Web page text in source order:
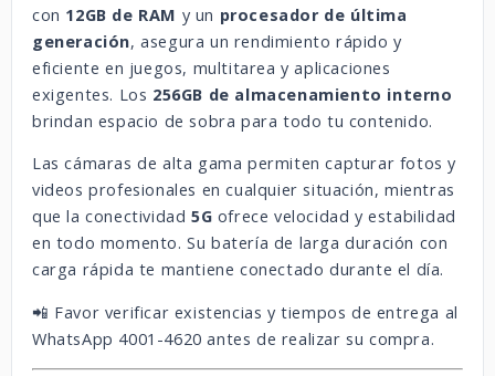
con 12GB de RAM y un procesador de última
generación, asegura un rendimiento rápido y
eficiente en juegos, multitarea y aplicaciones
exigentes. Los 256GB de almacenamiento interno
brindan espacio de sobra para todo tu contenido.
Las cámaras de alta gama permiten capturar fotos y
videos profesionales en cualquier situación, mientras
que la conectividad 5G ofrece velocidad y estabilidad
en todo momento. Su batería de larga duración con
carga rápida te mantiene conectado durante el día.
📲 Favor verificar existencias y tiempos de entrega al
WhatsApp 4001-4620 antes de realizar su compra.